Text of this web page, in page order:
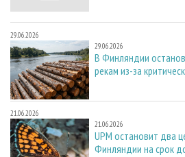
29.06.2026
29.06.2026
В Финляндии
рекам из-за
21.06.2026
21.06.2026
UPM остановит два
Финляндии на срок